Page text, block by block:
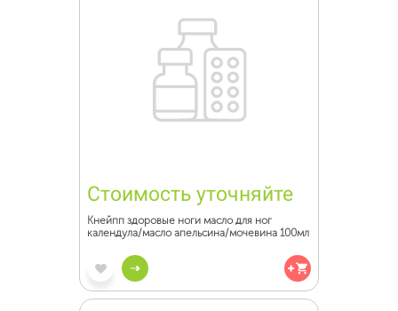
Стоимость уточняйте
Кнейпп здоровые ноги масло для ног
календула/масло апельсина/мочевина 100мл